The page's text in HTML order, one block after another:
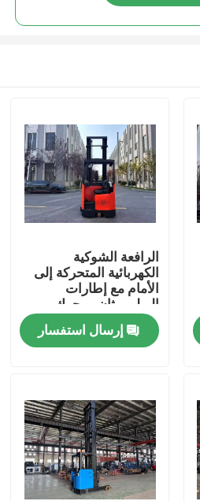
الرافعة الشوكية
الكهربائية المتحركة إلى
الأمام مع إطارات
البوليوريثان ومحرك
محرك التيار المتردد
إرسال استفسار